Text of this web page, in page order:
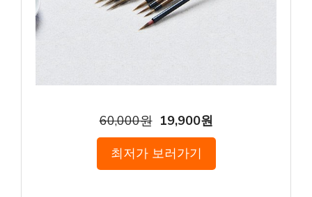
60,000원 19,900원
최저가 보러가기